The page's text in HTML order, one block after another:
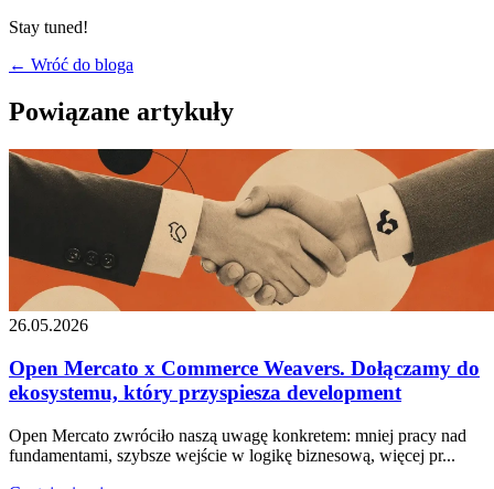
Stay tuned!
← Wróć do bloga
Powiązane artykuły
26.05.2026
Open Mercato x Commerce Weavers. Dołączamy do
ekosystemu, który przyspiesza development
Open Mercato zwróciło naszą uwagę konkretem: mniej pracy nad
fundamentami, szybsze wejście w logikę biznesową, więcej pr...